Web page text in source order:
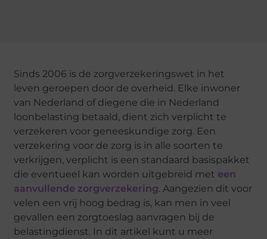
Sinds 2006 is de zorgverzekeringswet in het
leven geroepen door de overheid. Elke inwoner
van Nederland of diegene die in Nederland
loonbelasting betaald, dient zich verplicht te
verzekeren voor geneeskundige zorg. Een
verzekering voor de zorg is in alle soorten te
verkrijgen, verplicht is een standaard basispakket
die eventueel kan worden uitgebreid met een
aanvullende zorgverzekering. Aangezien dit voor
velen een vrij hoog bedrag is, kan men in veel
gevallen een zorgtoeslag aanvragen bij de
belastingdienst. In dit artikel kunt u meer